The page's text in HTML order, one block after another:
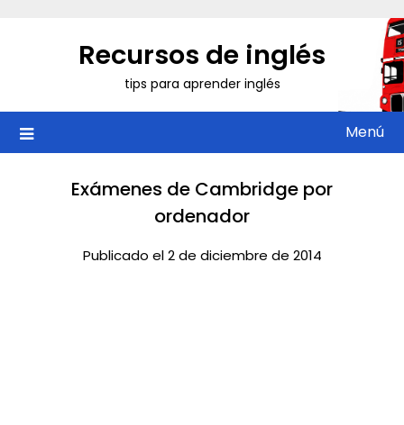
Recursos de inglés
tips para aprender inglés
Menú
Exámenes de Cambridge por
ordenador
Publicado el 2 de diciembre de 2014